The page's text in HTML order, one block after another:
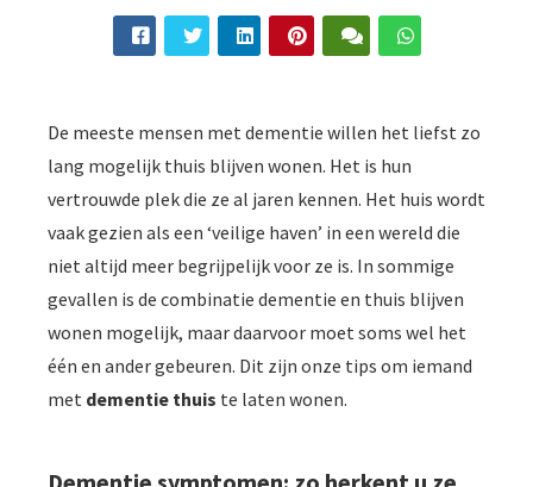
De meeste mensen met dementie willen het liefst zo
lang mogelijk thuis blijven wonen. Het is hun
vertrouwde plek die ze al jaren kennen. Het huis wordt
vaak gezien als een ‘veilige haven’ in een wereld die
niet altijd meer begrijpelijk voor ze is. In sommige
gevallen is de combinatie dementie en thuis blijven
wonen mogelijk, maar daarvoor moet soms wel het
één en ander gebeuren. Dit zijn onze tips om iemand
met dementie thuis te laten wonen.